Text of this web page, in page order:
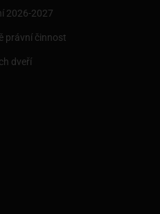
2026-2027
právní činnost
dveří